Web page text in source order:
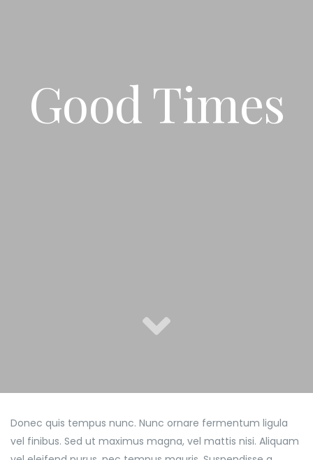
Good Times
Donec quis tempus nunc. Nunc ornare fermentum ligula
vel finibus. Sed ut maximus magna, vel mattis nisi. Aliquam